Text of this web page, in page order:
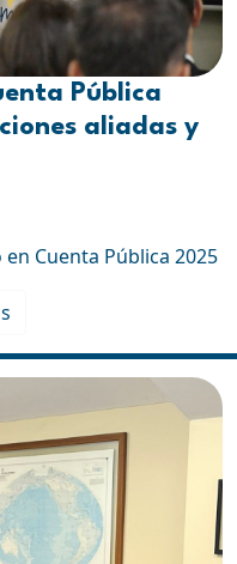
Pública
aliadas y
Cuenta Pública 2025